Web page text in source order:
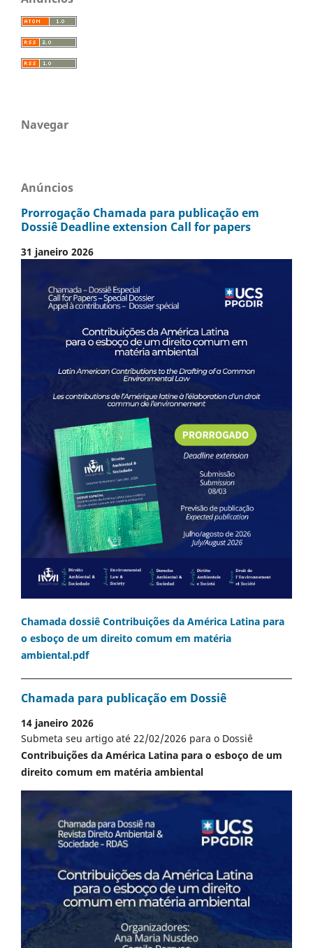
Navegar
Anúncios
Prorrogação Chamada para publicação em
Dossiê Deadline extension Call for papers
31 janeiro 2026
Chamada dossiê Contribuições da América Latina para
o esboço de um direito comum em matéria
ambiental.pdf
Chamada para publicação em Dossiê
14 janeiro 2026
Submeta seu artigo até 22/02/2026 para o Dossiê
Contribuições da América Latina para o esboço de um
direito comum em matéria ambiental